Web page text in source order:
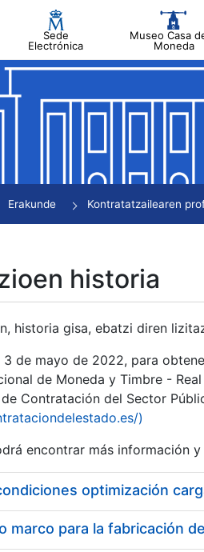
Sede
Electrónica
Museo Casa
Moneda
Ezkutatu
Ezkutatu
Ezkutatu
Ezkutatu
Ezkutatu
Ezkutatu
Erakunde Kontratatzailearen
historia
historia gisa, ebatzi diren
de mayo de 2022, para
de Moneda y Timbre -
Contratación del Sector
)
encontrar más información
optimización
marco para la fabricación